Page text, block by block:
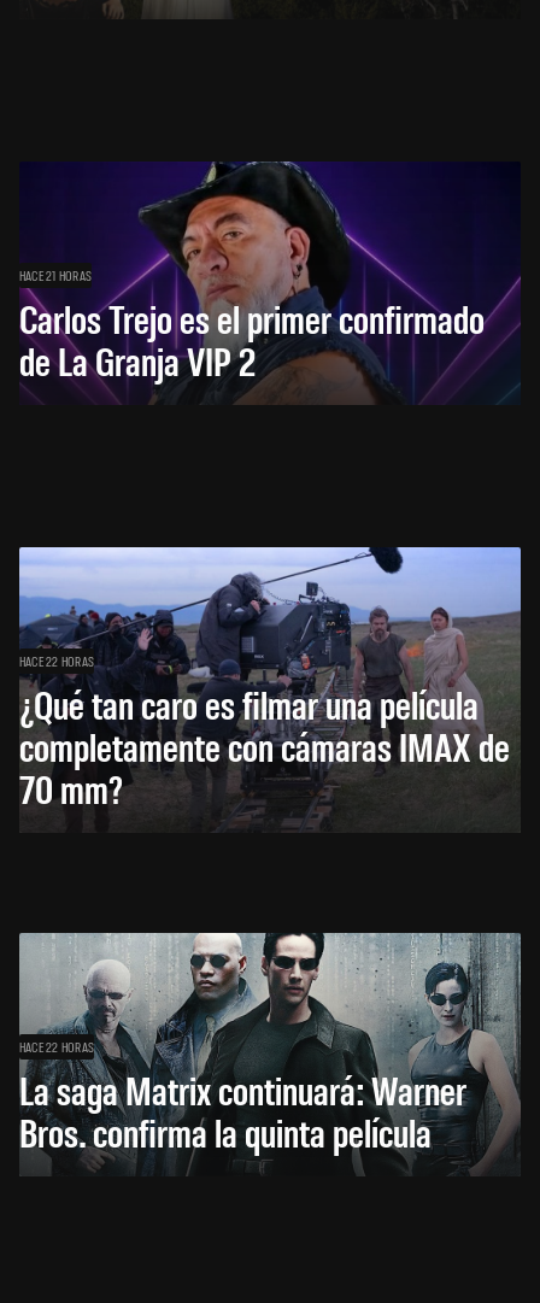
HACE 21 HORAS
Carlos Trejo es el primer confirmado
de La Granja VIP 2
HACE 22 HORAS
¿Qué tan caro es filmar una película
completamente con cámaras IMAX de
70 mm?
HACE 22 HORAS
La saga Matrix continuará: Warner
Bros. confirma la quinta película